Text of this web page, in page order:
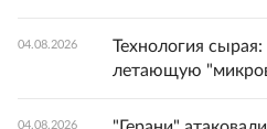
04.08.2026
Технология
летающую
04.08.2026